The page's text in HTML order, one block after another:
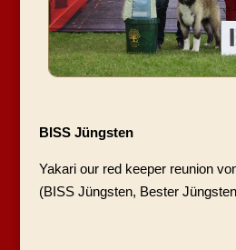
BISS Jüngsten
Yakari our red keeper reunion
(BISS Jüngsten, Bester